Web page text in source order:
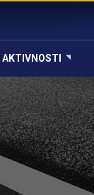
AKTIVNOSTI